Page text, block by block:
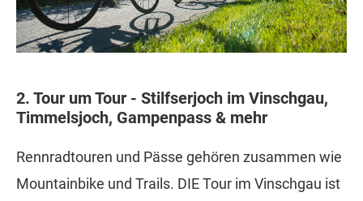
2. Tour um Tour - Stilfserjoch im Vinschgau,
Timmelsjoch, Gampenpass & mehr
Rennradtouren und Pässe gehören zusammen wie
Mountainbike und Trails. DIE Tour im Vinschgau ist